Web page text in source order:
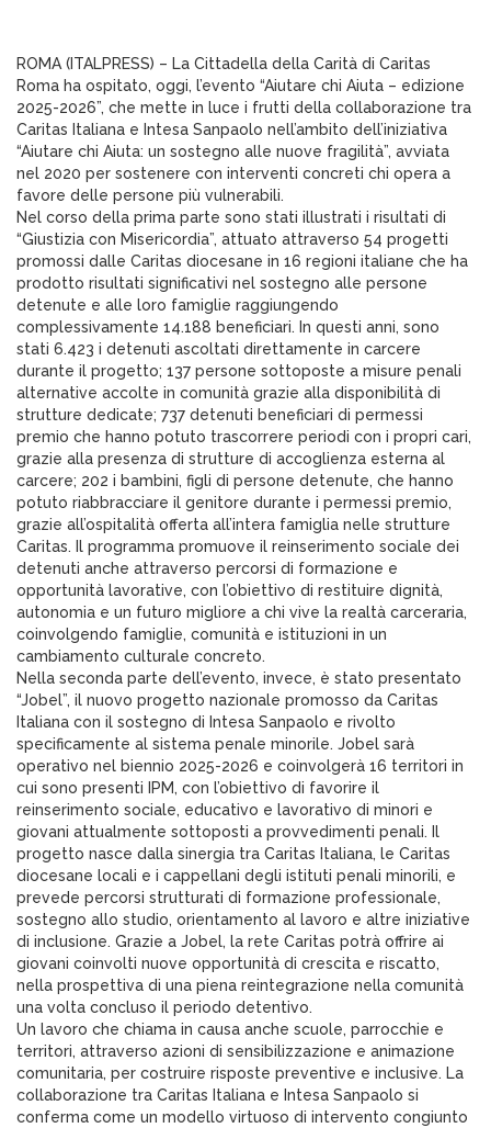
ROMA (ITALPRESS) – La Cittadella della Carità di Caritas
Roma ha ospitato, oggi, l’evento “Aiutare chi Aiuta – edizione
2025-2026”, che mette in luce i frutti della collaborazione tra
Caritas Italiana e Intesa Sanpaolo nell’ambito dell’iniziativa
“Aiutare chi Aiuta: un sostegno alle nuove fragilità”, avviata
nel 2020 per sostenere con interventi concreti chi opera a
favore delle persone più vulnerabili.
Nel corso della prima parte sono stati illustrati i risultati di
“Giustizia con Misericordia”, attuato attraverso 54 progetti
promossi dalle Caritas diocesane in 16 regioni italiane che ha
prodotto risultati significativi nel sostegno alle persone
detenute e alle loro famiglie raggiungendo
complessivamente 14.188 beneficiari. In questi anni, sono
stati 6.423 i detenuti ascoltati direttamente in carcere
durante il progetto; 137 persone sottoposte a misure penali
alternative accolte in comunità grazie alla disponibilità di
strutture dedicate; 737 detenuti beneficiari di permessi
premio che hanno potuto trascorrere periodi con i propri cari,
grazie alla presenza di strutture di accoglienza esterna al
carcere; 202 i bambini, figli di persone detenute, che hanno
potuto riabbracciare il genitore durante i permessi premio,
grazie all’ospitalità offerta all’intera famiglia nelle strutture
Caritas. Il programma promuove il reinserimento sociale dei
detenuti anche attraverso percorsi di formazione e
opportunità lavorative, con l’obiettivo di restituire dignità,
autonomia e un futuro migliore a chi vive la realtà carceraria,
coinvolgendo famiglie, comunità e istituzioni in un
cambiamento culturale concreto.
Nella seconda parte dell’evento, invece, è stato presentato
“Jobel”, il nuovo progetto nazionale promosso da Caritas
Italiana con il sostegno di Intesa Sanpaolo e rivolto
specificamente al sistema penale minorile. Jobel sarà
operativo nel biennio 2025-2026 e coinvolgerà 16 territori in
cui sono presenti IPM, con l’obiettivo di favorire il
reinserimento sociale, educativo e lavorativo di minori e
giovani attualmente sottoposti a provvedimenti penali. Il
progetto nasce dalla sinergia tra Caritas Italiana, le Caritas
diocesane locali e i cappellani degli istituti penali minorili, e
prevede percorsi strutturati di formazione professionale,
sostegno allo studio, orientamento al lavoro e altre iniziative
di inclusione. Grazie a Jobel, la rete Caritas potrà offrire ai
giovani coinvolti nuove opportunità di crescita e riscatto,
nella prospettiva di una piena reintegrazione nella comunità
una volta concluso il periodo detentivo.
Un lavoro che chiama in causa anche scuole, parrocchie e
territori, attraverso azioni di sensibilizzazione e animazione
comunitaria, per costruire risposte preventive e inclusive. La
collaborazione tra Caritas Italiana e Intesa Sanpaolo si
conferma come un modello virtuoso di intervento congiunto